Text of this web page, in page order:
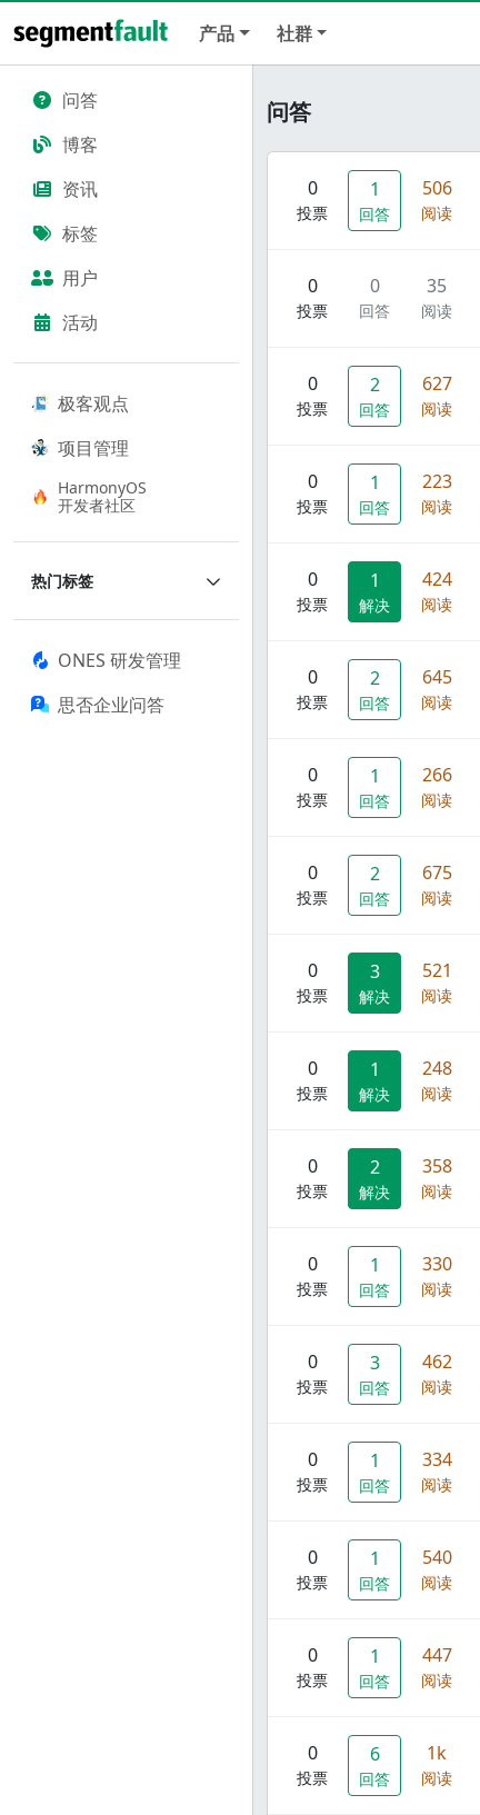
产品 社群
问答
博客
资讯
标签
用户
活动
极客观点
项目管理
HarmonyOS
开发者社区
热门标签
ONES 研发管理
思否企业问答
问答
0
投票
1
回答
506
阅读
0
投票
0
回答
35
阅读
0
投票
2
回答
627
阅读
0
投票
1
回答
223
阅读
0
投票
1
解决
424
阅读
0
投票
2
回答
645
阅读
0
投票
1
回答
266
阅读
0
投票
2
回答
675
阅读
0
投票
3
解决
521
阅读
0
投票
1
解决
248
阅读
0
投票
2
解决
358
阅读
0
投票
1
回答
330
阅读
0
投票
3
回答
462
阅读
0
投票
1
回答
334
阅读
0
投票
1
回答
540
阅读
0
投票
1
回答
447
阅读
0
投票
6
回答
1k
阅读